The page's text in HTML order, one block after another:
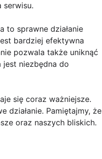
serwisu.
to sprawne działanie
bardziej efektywna
pozwala także uniknąć
jest niezbędna do
się coraz ważniejsze.
działanie. Pamiętajmy, że
oraz naszych bliskich.